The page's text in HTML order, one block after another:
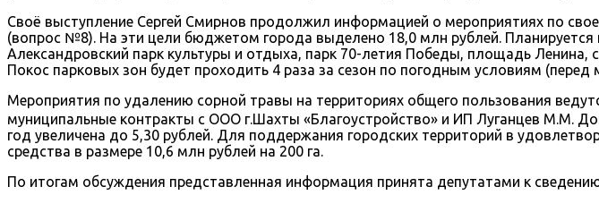
Своё выступление Сергей Смирнов продолжил информацией о мероприятиях по
(вопрос №8). На эти цели бюджетом города выделено 18,0 млн рублей. Планируется
Александровский парк культуры и отдыха, парк 70-летия Победы, площадь
Покос парковых зон будет проходить 4 раза за сезон по погодным условиям
Мероприятия по удалению сорной травы на территориях общего пользования
муниципальные контракты с ООО г.Шахты «Благоустройство» и ИП Луганцев М.М.
год увеличена до 5,30 рублей. Для поддержания городских территорий в
средства в размере 10,6 млн рублей на 200 га.
По итогам обсуждения представленная информация принята депутатами к